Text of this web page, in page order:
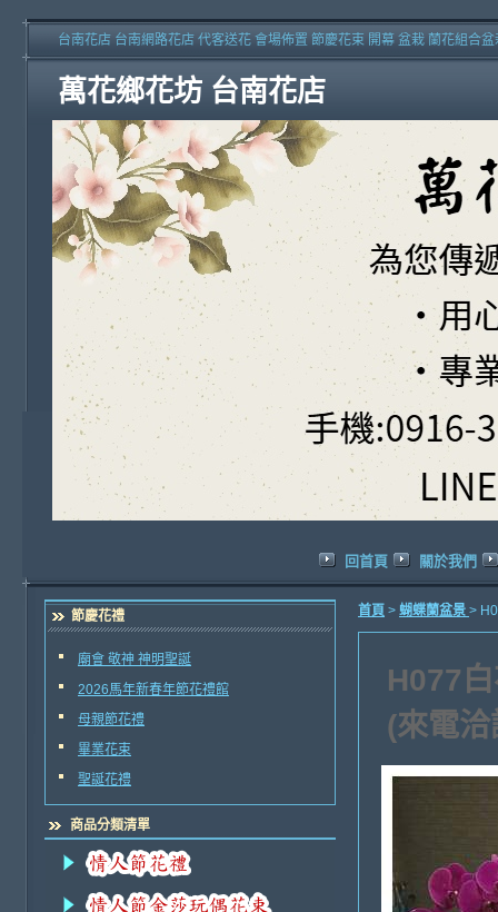
萬花鄉花坊 台南花店
台南花店 台南網路花店 代客送花 會場佈置 節慶花束 開幕 盆栽 蘭花組合
回首頁 關於我們
節慶花禮
廟會 敬神 神明聖誕
2026馬年新春年節花禮館
母親節花禮
畢業花束
聖誕花禮
商品分類清單
首頁 > 蝴蝶蘭盆景 >
H077
(來電洽